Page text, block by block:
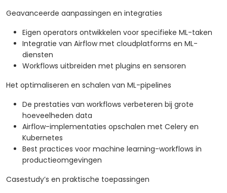
Geavanceerde aanpassingen en integraties
Eigen operators ontwikkelen voor specifieke ML-taken
Integratie van Airflow met cloudplatforms en ML-
diensten
Workflows uitbreiden met plugins en sensoren
Het optimaliseren en schalen van ML-pipelines
De prestaties van workflows verbeteren bij grote
hoeveelheden data
Airflow-implementaties opschalen met Celery en
Kubernetes
Best practices voor machine learning-workflows in
productieomgevingen
Casestudy’s en praktische toepassingen